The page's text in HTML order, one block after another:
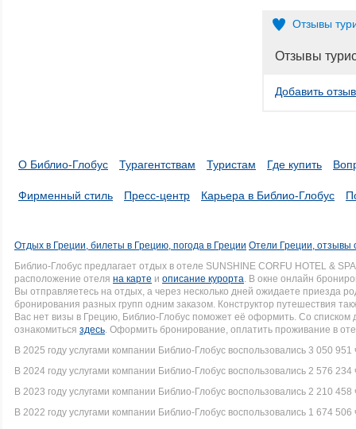
Отзывы
Отзывы
Добавить отзыв
О Библио-Глобус Турагентствам Туристам Где купить
Фирменный стиль Пресс-центр Карьера в Библио-Глобус
Отдых в Греции, билеты в Грецию, погода в Греции Отели Греции, отзывы
Библио-Глобус предлагает отдых в отеле SUNSHINE CORFU HOTEL &
расположение отеля на карте и описание курорта. В окне онлайн
Вы отправляетесь на отдых, а через несколько дней ожидаете приезда
бронирования разных групп одним заказом. Конструктор путешествия
Вас нет визы в Грецию, Библио-Глобус поможет её оформить. Со
ознакомиться здесь. Оформить бронирование, оплатить проживание в
В 2025 году услугами компании Библио-Глобус воспользовались 3 050 951
В 2024 году услугами компании Библио-Глобус воспользовались 2 576 234
В 2023 году услугами компании Библио-Глобус воспользовались 2 210 458
В 2022 году услугами компании Библио-Глобус воспользовались 1 674 506